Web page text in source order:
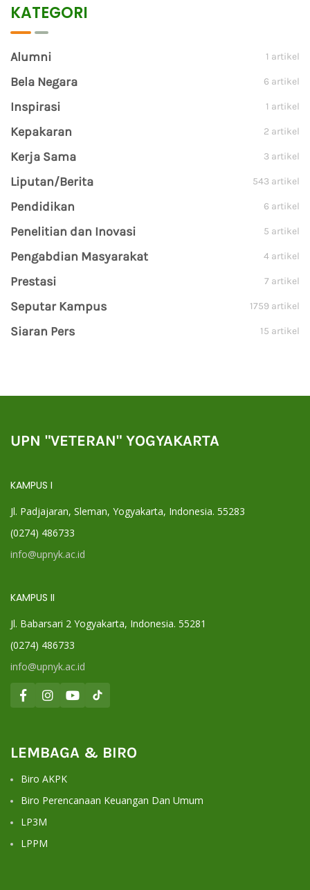
KATEGORI
Alumni 1 artikel
Bela Negara 6 artikel
Inspirasi 1 artikel
Kepakaran 2 artikel
Kerja Sama 3 artikel
Liputan/Berita 543 artikel
Pendidikan 6 artikel
Penelitian dan Inovasi 5 artikel
Pengabdian Masyarakat 4 artikel
Prestasi 7 artikel
Seputar Kampus 1759 artikel
Siaran Pers 15 artikel
UPN "VETERAN" YOGYAKARTA
KAMPUS I
Jl. Padjajaran, Sleman, Yogyakarta, Indonesia. 55283
(0274) 486733
info@upnyk.ac.id
KAMPUS II
Jl. Babarsari 2 Yogyakarta, Indonesia. 55281
(0274) 486733
info@upnyk.ac.id
LEMBAGA & BIRO
Biro AKPK
Biro Perencanaan Keuangan Dan Umum
LP3M
LPPM